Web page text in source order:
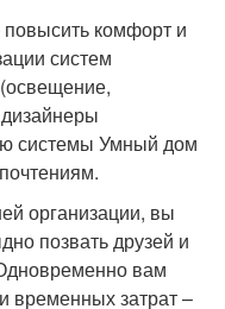
комфорт и
систем
системы Умный дом
организации, вы
позвать друзей и
вам
временных затрат –